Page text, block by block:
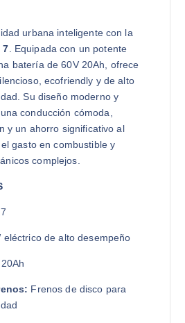
urbana inteligente con la
7 . Equipada con un potente
batería de 60V 20Ah, ofrece
ecofriendly y de alto
Su diseño moderno y
conducción cómoda,
y un ahorro significativo al
gasto en combustible y
complejos.
eléctrico de alto desempeño
Frenos de disco para